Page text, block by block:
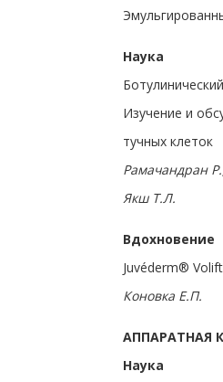
Наука
Изучение и
тучных клеток
Рамачандран
Якш Т.Л.
Вдохновение
Juvéderm®
Коновка Е.П.
АППАРАТНАЯ
Наука